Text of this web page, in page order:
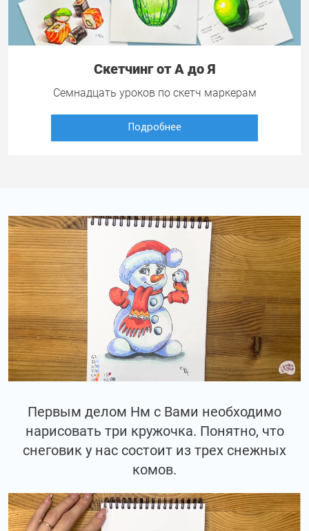
Скетчинг от А до Я
Семнадцать уроков по скетч маркерам
Подробнее
Первым делом Нм с Вами необходимо
нарисовать три кружочка. Понятно, что
снеговик у нас состоит из трех снежных
комов.